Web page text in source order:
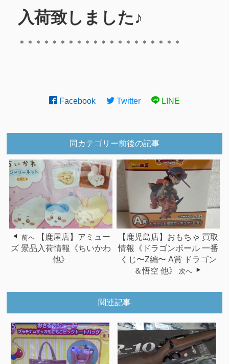
入荷致しました♪
＊＊＊＊＊＊＊＊＊＊＊＊＊＊＊＊＊＊＊＊
Facebook Twitter LINE
同カテゴリー前後の記事
前へ
【鹿屋店】アミュー
ズ 景品入荷情報《ちいかわ
他》
【鹿児島店】おもちゃ 買取
情報《ドラゴンボール 一番
くじ〜Z編〜 A賞 ドラゴン
＆悟空 他》
次へ
関連記事